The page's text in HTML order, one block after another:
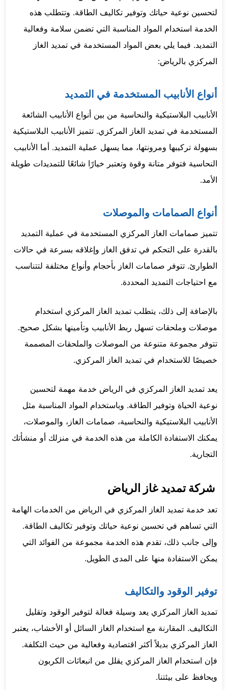
لتحسين نوعية حياتك وتوفير تكاليف الطاقة. وتتطلب هذه
الخدمة استخدام المواد المناسبة التي تضمن سلامة وفعالية
التمديد. فيما يلي بعض المواد المستخدمة في تمديد الغاز
المركزي بالرياض:
أنواع الأنابيب المستخدمة في التمديد
الأنابيب البلاستيكية والنحاسية من بين أنواع الأنابيب الشائعة
المستخدمة في تمديد الغاز المركزي. تتميز الأنابيب البلاستيكية
بسهولة تركيبها ومرونتها، مما يسهل عملية التمديد. أما الأنابيب
النحاسية فتوفر متانة وقوة وتعتبر خيارًا شائعًا للتمديدات طويلة
الأمد.
أنواع الصمامات والموصلات
تتميز صمامات الغاز المركزي المستخدمة في عملية التمديد
بالقدرة على التحكم في تدفق الغاز وإغلاقه بسرعة في حالات
الطوارئ. تتوفر صمامات الغاز بأحجام وأنواع مختلفة لتتناسب
مع احتياجات التمديد المحددة.
بالإضافة إلى ذلك، يتطلب تمديد الغاز المركزي استخدام
موصلات وملحقات تسهل ربط الأنابيب وتأمينها بشكل صحيح.
تتوفر مجموعة متنوعة من الموصلات والملحقات المصممة
خصيصًا للاستخدام في تمديد الغاز المركزي.
يعد تمديد الغاز المركزي في الرياض خدمة مهمة لتحسين
نوعية الحياة وتوفير الطاقة. وباستخدام المواد المناسبة مثل
الأنابيب البلاستيكية والنحاسية، صمامات الغاز، والموصلات،
يمكنك الاستفادة الكاملة من هذه الخدمة في منزلك أو منشأتك
التجارية.
شركة تمديد غاز الرياض
تعد خدمة تمديد الغاز المركزي في الرياض من الخدمات الهامة
التي تساهم في تحسين نوعية حياتك وتوفير تكاليف الطاقة.
وإلى جانب ذلك، تقدم هذه الخدمة مجموعة من الفوائد التي
يمكن الاستفادة منها على المدى الطويل.
توفير الوقود والتكاليف
تمديد الغاز المركزي يعد وسيلة فعالة لتوفير الوقود وتقليل
التكاليف. المقارنة مع استخدام الغاز السائل أو الأخشاب، يعتبر
الغاز المركزي بديلاً أكثر اقتصادية وفعالية من حيث التكلفة.
فإن استخدام الغاز المركزي يقلل من انبعاثات الكربون
ويحافظ على بيئتنا.